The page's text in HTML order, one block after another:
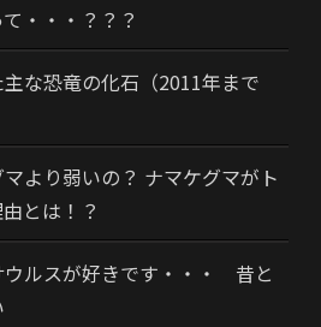
・・・？？？
な恐竜の化石（2011年まで
より弱いの？ ナマケグマがト
とは！？
ウルスが好きです・・・ 昔と